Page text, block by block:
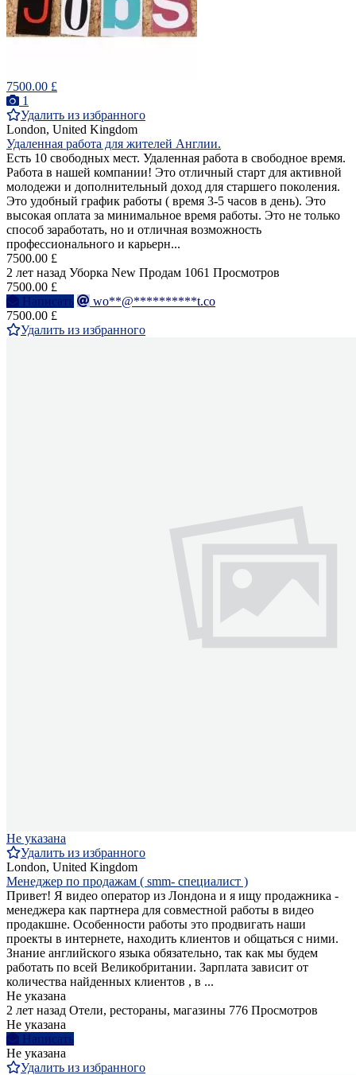
7500.00 £
1
Удалить из избранного
London, United Kingdom
Удаленная работа для жителей Англии.
Есть 10 свободных мест. Удаленная работа в свободное время.
Работа в нашей компании! Это отличный старт для активной
молодежи и дополнительный доход для старшего поколения.
Это удобный график работы ( время 3-5 часов в день). Это
высокая оплата за минимальное время работы. Это не только
способ заработать, но и отличная возможность
профессионального и карьерн...
7500.00 £
2 лет назад Уборка New Продам 1061 Просмотров
7500.00 £
Написать
wo**@**********t.co
7500.00 £
Удалить из избранного
Не указана
Удалить из избранного
London, United Kingdom
Менеджер по продажам ( smm- специалист )
Привет! Я видео оператор из Лондона и я ищу продажника -
менеджера как партнера для совместной работы в видео
продакшне. Особенности работы это продвигать наши
проекты в интернете, находить клиентов и общаться с ними.
Знание английского языка обязательно, так как мы будем
работать по всей Великобритании. Зарплата зависит от
количества найденных клиентов , в ...
Не указана
2 лет назад Отели, рестораны, магазины 776 Просмотров
Не указана
Написать
Не указана
Удалить из избранного